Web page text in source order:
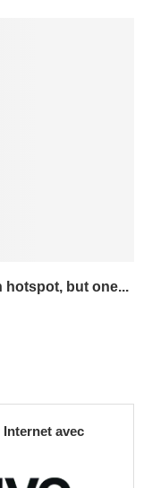
hotspot, but one...
avec